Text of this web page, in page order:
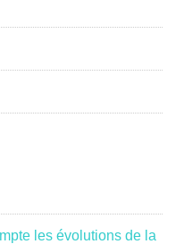
les évolutions de la